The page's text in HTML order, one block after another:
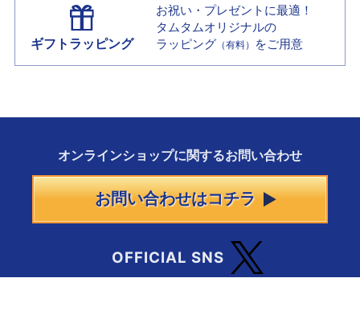
ギフトラッピング
お祝い・プレゼントに最適！
タムタムオリジナルの
ラッピング （有料） をご用意
オンラインショップに関するお問い合わせ
お問い合わせはコチラ
OFFICIAL SNS